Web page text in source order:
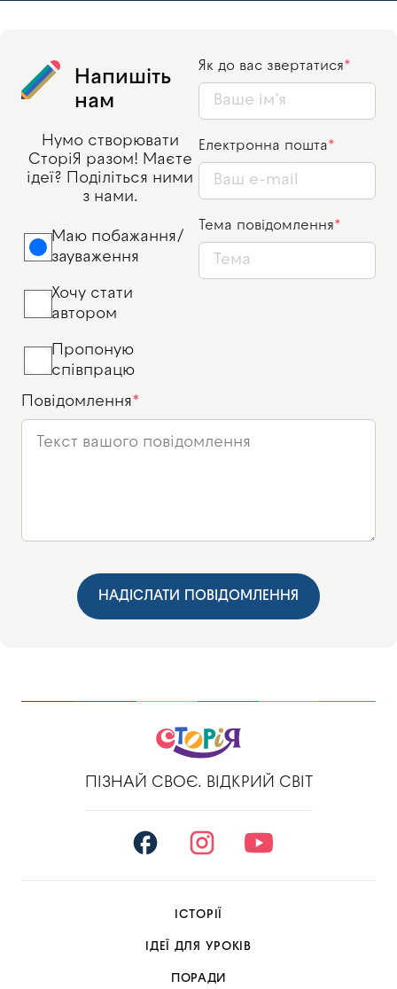
Напишіть
нам
Нумо створювати
СторіЯ разом! Маєте
ідеї? Поділіться ними
з нами.
Маю побажання/
зауваження
Хочу стати
автором
Пропоную
співпрацю
Як до вас звертатися
Електронна пошта
Тема повідомлення
Повідомлення
НАДІСЛАТИ ПОВІДОМЛЕННЯ
ПІЗНАЙ СВОЄ. ВІДКРИЙ СВІТ
ІСТОРІЇ
ІДЕЇ ДЛЯ УРОКІВ
ПОРАДИ